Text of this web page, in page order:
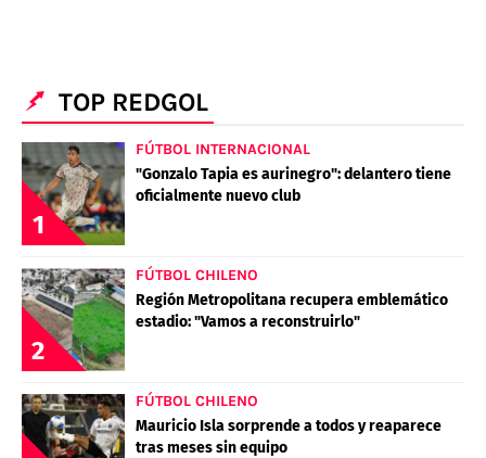
TOP REDGOL
1
FÚTBOL INTERNACIONAL
"Gonzalo Tapia es aurinegro": delantero tiene
oficialmente nuevo club
2
FÚTBOL CHILENO
Región Metropolitana recupera emblemático
estadio: "Vamos a reconstruirlo"
FÚTBOL CHILENO
Mauricio Isla sorprende a todos y reaparece
tras meses sin equipo